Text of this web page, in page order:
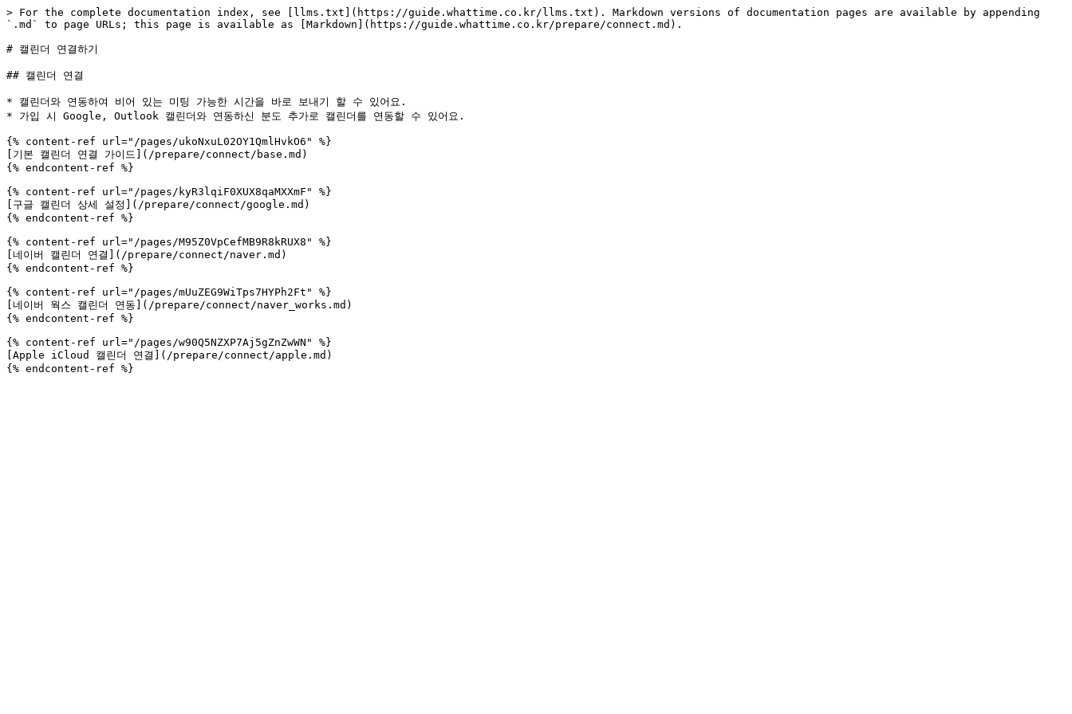
> For the complete documentation index, see [llms.txt](https://guide.whattime.co.kr/llms.txt). Markdown versions of documentation pages are available by appending
`.md` to page URLs; this page is available as [Markdown](https://guide.whattime.co.kr/prepare/connect.md).
# 캘린더 연결하기
## 캘린더 연결
* 캘린더와 연동하여 비어 있는 미팅 가능한 시간을 바로 보내기 할 수 있어요.
* 가입 시 Google, Outlook 캘린더와 연동하신 분도 추가로 캘린더를 연동할 수 있어요.
{% content-ref url="/pages/ukoNxuL02OY1QmlHvkO6" %}
[기본 캘린더 연결 가이드](/prepare/connect/base.md)
{% endcontent-ref %}
{% content-ref url="/pages/kyR3lqiF0XUX8qaMXXmF" %}
[구글 캘린더 상세 설정](/prepare/connect/google.md)
{% endcontent-ref %}
{% content-ref url="/pages/M95Z0VpCefMB9R8kRUX8" %}
[네이버 캘린더 연결](/prepare/connect/naver.md)
{% endcontent-ref %}
{% content-ref url="/pages/mUuZEG9WiTps7HYPh2Ft" %}
[네이버 웍스 캘린더 연동](/prepare/connect/naver_works.md)
{% endcontent-ref %}
{% content-ref url="/pages/w90Q5NZXP7Aj5gZnZwWN" %}
[Apple iCloud 캘린더 연결](/prepare/connect/apple.md)